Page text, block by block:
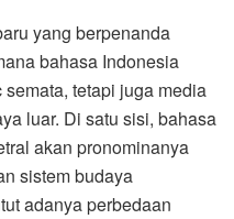
yang berpenanda
bahasa Indonesia
tetapi juga media
luar. Di satu sisi, bahasa
akan pronominanya
sistem budaya
adanya perbedaan